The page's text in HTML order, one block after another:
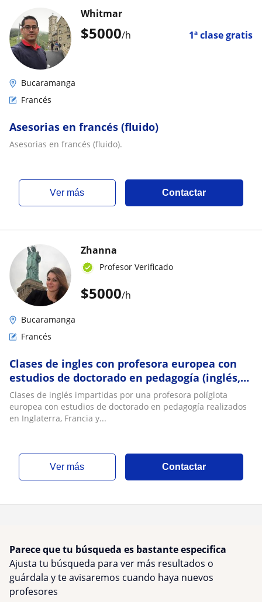
$5000/h 1ª clase gratis
Whitmar
Bucaramanga
Francés
Asesorias en francés (fluido)
Asesorias en francés (fluido).
ver más Contactar
$5000/h
Zhanna
Profesor Verificado
Bucaramanga
Francés
Clases de ingles con profesora europea con
estudios de doctorado en pedagogía (inglés,
alemán, francés, italiano, portugués, ruso
Clases de inglés impartidas por una profesora políglota
europea con estudios de doctorado en pedagogía realizados
en Inglaterra, Francia y...
ver más Contactar
Parece que tu búsqueda es bastante especifica
Ajusta tu búsqueda para ver más resultados o
guárdala y te avisaremos cuando haya nuevos
profesores